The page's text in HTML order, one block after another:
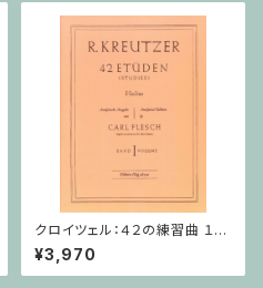
クロイツェル：４２の練習曲 １巻
/ ヴァイオリン教本
¥3,970